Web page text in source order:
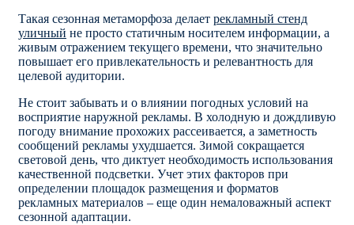
Такая сезонная метаморфоза делает рекламный стенд
уличный не просто статичным носителем информации, а
живым отражением текущего времени, что значительно
повышает его привлекательность и релевантность для
целевой аудитории.
Не стоит забывать и о влиянии погодных условий на
восприятие наружной рекламы. В холодную и дождливую
погоду внимание прохожих рассеивается, а заметность
сообщений рекламы ухудшается. Зимой сокращается
световой день, что диктует необходимость использования
качественной подсветки. Учет этих факторов при
определении площадок размещения и форматов
рекламных материалов – еще один немаловажный аспект
сезонной адаптации.